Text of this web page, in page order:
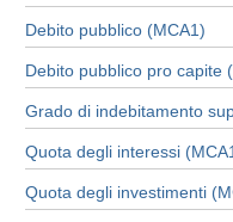
Debito pubblico (MCA1)
Debito pubblico pro capite
Grado di indebitamento
Quota degli interessi
Quota degli investimenti